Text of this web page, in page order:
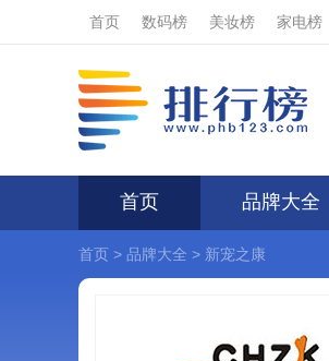
首页 数码榜 美妆榜 家电榜
首页 品牌大全
首页 > 品牌大全 > 新宠之康